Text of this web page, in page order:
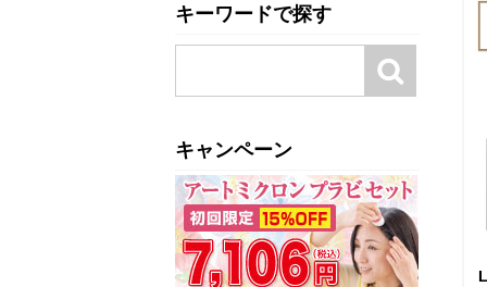
キーワードで探す
キャンペーン